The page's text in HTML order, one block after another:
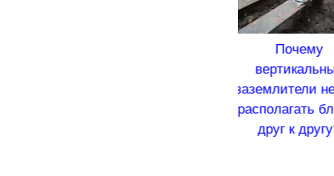
вертикальные
заземлители нельзя
располагать близко
друг к другу?